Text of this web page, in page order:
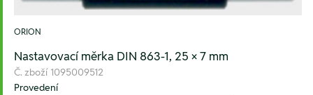
ORION
Nastavovací měrka DIN 863-1, 25 × 7 mm
Č. zboží 1095009512
Provedení